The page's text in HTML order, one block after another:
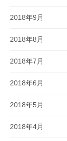
2018年9月
2018年8月
2018年7月
2018年6月
2018年5月
2018年4月